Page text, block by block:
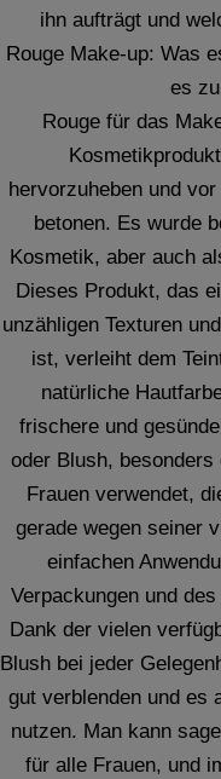
ihn aufträgt und
Rouge Make-up: Was
es
Rouge für das
hervorzuheben und
betonen. Es wurde
Kosmetik, aber auch
Dieses Produkt, das
unzähligen Texturen
ist, verleiht dem
natürliche
frischere und
oder Blush,
Frauen verwendet,
gerade wegen seiner
einfachen
Verpackungen und
Dank der vielen
Blush bei jeder
gut verblenden und es
nutzen. Man kann
für alle Frauen, und